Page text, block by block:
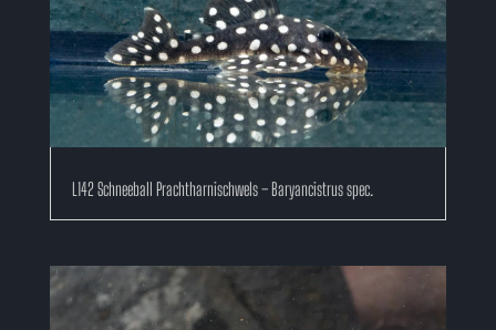
L142 Schneeball Prachtharnischwels – Baryancistrus spec.